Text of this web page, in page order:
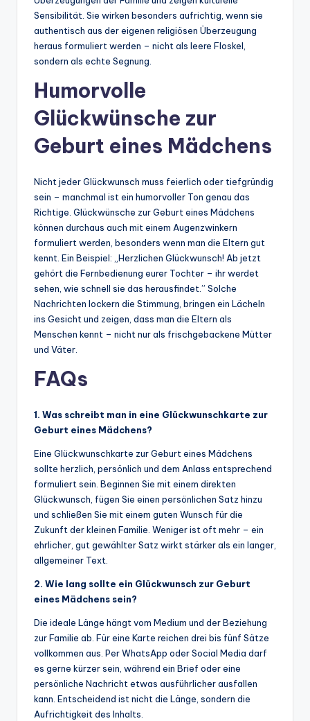
Sensibilität. Sie wirken besonders aufrichtig, wenn sie
authentisch aus der eigenen religiösen Überzeugung
heraus formuliert werden – nicht als leere Floskel,
sondern als echte Segnung.
Humorvolle
Glückwünsche zur
Geburt eines Mädchens
Nicht jeder Glückwunsch muss feierlich oder tiefgründig
sein – manchmal ist ein humorvoller Ton genau das
Richtige. Glückwünsche zur Geburt eines Mädchens
können durchaus auch mit einem Augenzwinkern
formuliert werden, besonders wenn man die Eltern gut
kennt. Ein Beispiel: „Herzlichen Glückwunsch! Ab jetzt
gehört die Fernbedienung eurer Tochter – ihr werdet
sehen, wie schnell sie das herausfindet.” Solche
Nachrichten lockern die Stimmung, bringen ein Lächeln
ins Gesicht und zeigen, dass man die Eltern als
Menschen kennt – nicht nur als frischgebackene Mütter
und Väter.
FAQs
1. Was schreibt man in eine Glückwunschkarte zur
Geburt eines Mädchens?
Eine Glückwunschkarte zur Geburt eines Mädchens
sollte herzlich, persönlich und dem Anlass entsprechend
formuliert sein. Beginnen Sie mit einem direkten
Glückwunsch, fügen Sie einen persönlichen Satz hinzu
und schließen Sie mit einem guten Wunsch für die
Zukunft der kleinen Familie. Weniger ist oft mehr – ein
ehrlicher, gut gewählter Satz wirkt stärker als ein langer,
allgemeiner Text.
2. Wie lang sollte ein Glückwunsch zur Geburt
eines Mädchens sein?
Die ideale Länge hängt vom Medium und der Beziehung
zur Familie ab. Für eine Karte reichen drei bis fünf Sätze
vollkommen aus. Per WhatsApp oder Social Media darf
es gerne kürzer sein, während ein Brief oder eine
persönliche Nachricht etwas ausführlicher ausfallen
kann. Entscheidend ist nicht die Länge, sondern die
Aufrichtigkeit des Inhalts.